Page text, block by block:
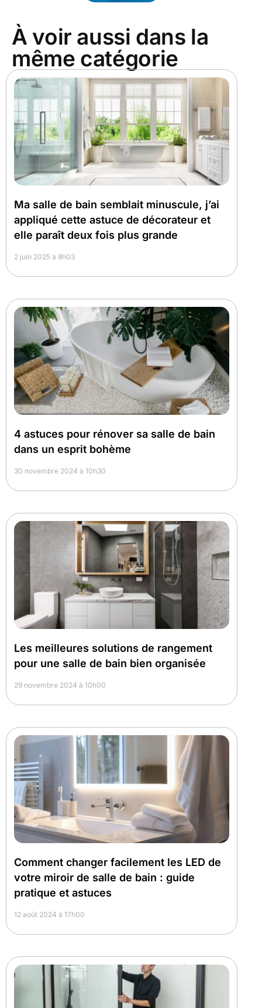
À voir aussi dans la
même catégorie
Ma salle de bain semblait minuscule, j’ai
appliqué cette astuce de décorateur et
elle paraît deux fois plus grande
2 juin 2025 à 8h03
4 astuces pour rénover sa salle de bain
dans un esprit bohème
30 novembre 2024 à 10h30
Les meilleures solutions de rangement
pour une salle de bain bien organisée
29 novembre 2024 à 10h00
Comment changer facilement les LED de
votre miroir de salle de bain : guide
pratique et astuces
12 août 2024 à 17h00